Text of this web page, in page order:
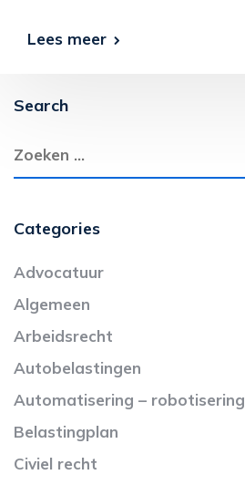
Lees meer
Search
Categories
Advocatuur
Algemeen
Arbeidsrecht
Autobelastingen
Automatisering – robotisering
Belastingplan
Civiel recht